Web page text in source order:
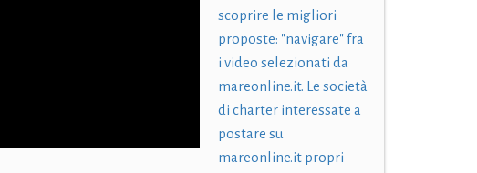
scoprire le migliori
proposte: "navigare" fra
i video selezionati da
mareonline.it. Le società
di charter interessate a
postare su
mareonline.it propri